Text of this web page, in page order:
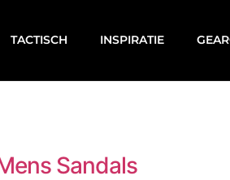
TACTISCH INSPIRATIE
Sandals